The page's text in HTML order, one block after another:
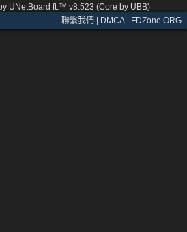
UNetBoard ft.™ v8.523 (Core by UBB)
聯繫我們 | DMCA· FDZone.ORG